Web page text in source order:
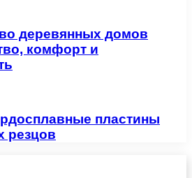
деревянных домов
комфорт и
пластины
резцов